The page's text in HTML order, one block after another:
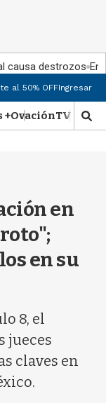
causa destrozos En
al 50% OFFIngresar
+OvaciónTV Show
M
o
en
en su
8, el
jueces
claves en